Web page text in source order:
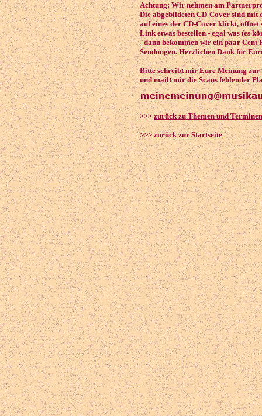
Achtung: Wir nehmen am
Die abgebildeten CD-Cover sind mit
auf eines der CD-Cover klickt,
Link etwas bestellen - egal was (es
- dann bekommen wir ein paar Cent
Sendungen. Herzlichen Dank für
Bitte schreibt mir Eure Meinung zur
und mailt mir die Scans fehlender
>>>zurück zu Themen und Terminen
>>> zurück zur Startseite